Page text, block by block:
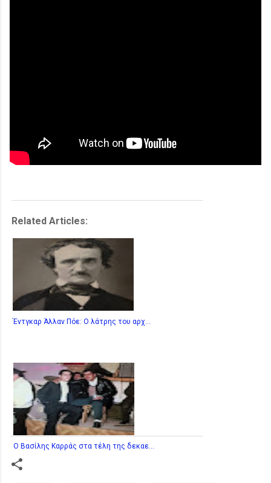
Related Articles:
Έντγκαρ Άλλαν Πόε: Ο λάτρης του αρχ...
Ο Βασίλης Καρράς στα τέλη της δεκαε...